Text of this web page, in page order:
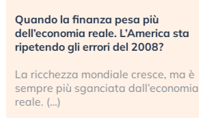
Quando la finanza pesa più
dell’economia reale. L’America sta
ripetendo gli errori del 2008?
La ricchezza mondiale cresce, ma è
sempre più sganciata dall’economia
reale. (…)